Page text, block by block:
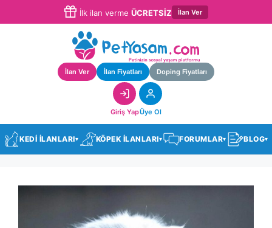
İlk ilan verme ÜCRETSİZ İlan Ver
İlan Ver İlan Fiyatları Doping Fiyatları
Giriş YapÜye Ol
KEDİ İLANLARI▾ KÖPEK İLANLARI▾ FORUMLAR▾ BLOG▾